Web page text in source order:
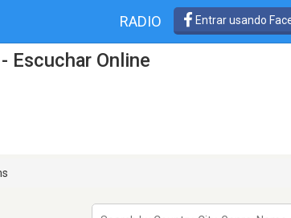
RADIO Entrar usando
Escuchar Online